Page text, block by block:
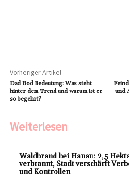
Vorheriger Artikel
Dad Bod Bedeutung: Was steht
hinter dem Trend und warum ist er
so begehrt?
und
Weiterlesen
Waldbrand bei Hanau: 2,5
verbrannt, Stadt verschärft
und Kontrollen